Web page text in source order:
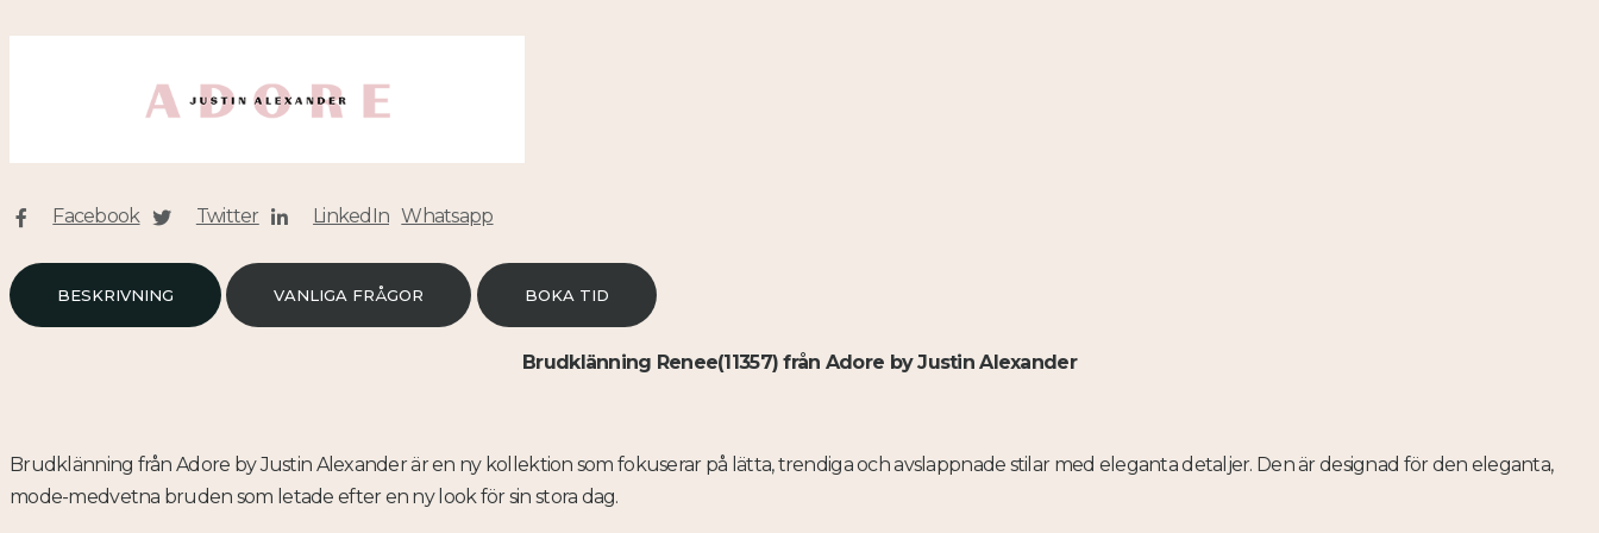
Facebook Twitter LinkedIn Whatsapp
BESKRIVNING VANLIGA FRÅGOR BOKA TID
Brudklänning Renee(11357) från Adore by Justin Alexander
Brudklänning från Adore by Justin Alexander är en ny kollektion som fokuserar på lätta, trendiga och avslappnade stilar med eleganta detaljer. Den är designad för den eleganta,
mode-medvetna bruden som letade efter en ny look för sin stora dag.